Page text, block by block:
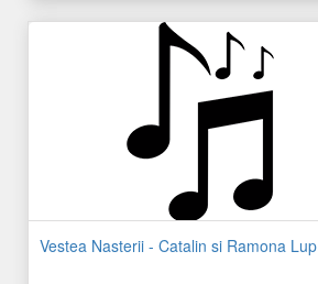
Vestea Nasterii - Catalin si Ramona Lup